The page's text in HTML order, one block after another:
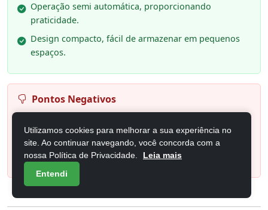
Operação semi automática, proporcionando
praticidade.
Design compacto, fácil de armazenar em pequenos
espaços.
Pontos Negativos
Consumo de água pode ser maior em comparação a
modelos automáticos.
Utilizamos cookies para melhorar a sua experiência no
site. Ao continuar navegando, você concorda com a
nossa Política de Privacidade.
Leia mais
Entendi